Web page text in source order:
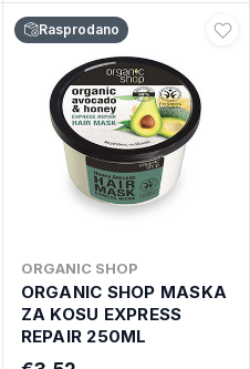
Rasprodano
ORGANIC SHOP
ORGANIC SHOP MASKA
ZA KOSU EXPRESS
REPAIR 250ML